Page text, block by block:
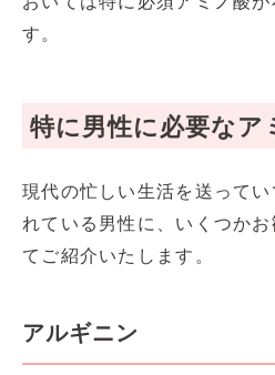
す。
特に男性に必要なア
現代の忙しい生活を送って
れている男性に、いくつか
てご紹介いたします。
アルギニン